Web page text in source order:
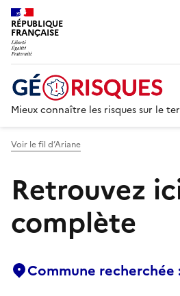
RÉPUBLIQUE
FRANÇAISE
Mieux connaître les risques sur le
Voir le fil d’Ariane
Retrouvez
complète
Commune recherchée